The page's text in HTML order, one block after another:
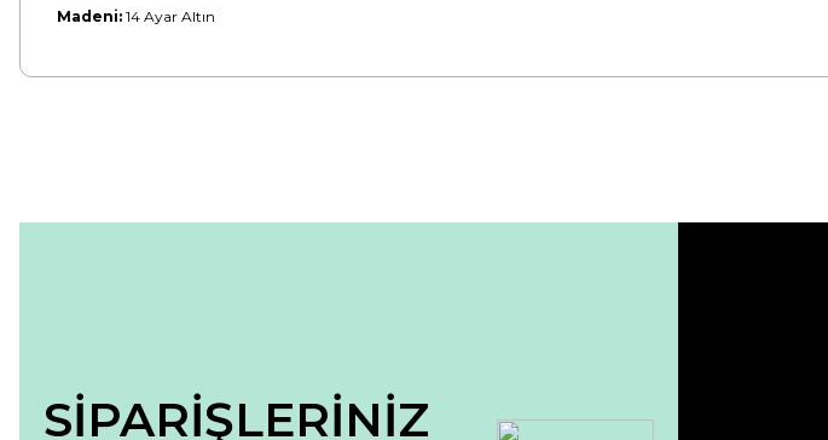
Madeni: 14 Ayar Altın
SİPARİŞLERİNİZ